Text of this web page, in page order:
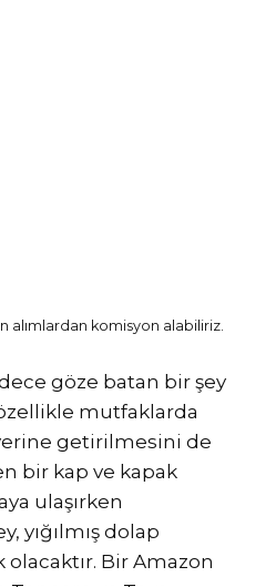
alımlardan komisyon alabiliriz.
göze batan bir şey
mutfaklarda
getirilmesini de
bir kap ve kapak
ulaşırken
yığılmış dolap
olacaktır. Bir Amazon